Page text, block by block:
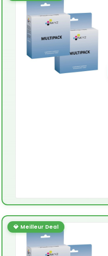
💎 Meilleur Deal